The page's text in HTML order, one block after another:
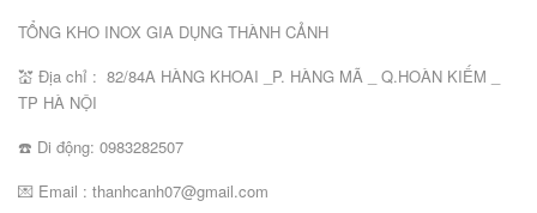
TỔNG KHO INOX GIA DỤNG THÀNH CẢNH
💒 Địa chỉ : 82/84A HÀNG KHOAI _P. HÀNG MÃ _ Q.HOÀN KIẾM _
TP HÀ NỘI
☎️ Di động: 0983282507
💌 Email : thanhcanh07@gmail.com